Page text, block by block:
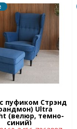
пуфиком Стрэнд
Ultra
(велюр, темно-
синий)